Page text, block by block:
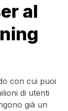
al
con cui puoi
di utenti
già un